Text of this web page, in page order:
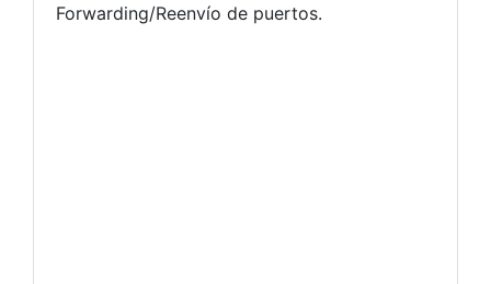
Forwarding/Reenvío de puertos.